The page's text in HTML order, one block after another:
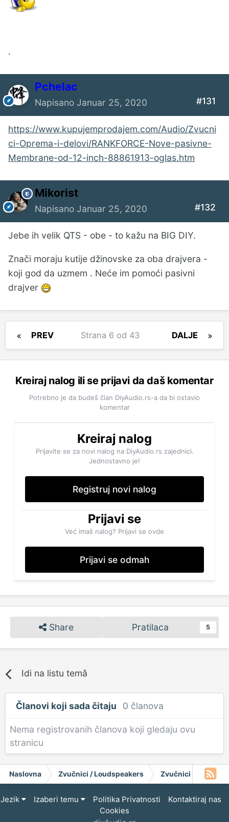
.
Pchelac
Napisano Januar 25, 2020 #131
https://www.kupujemprodajem.com/Audio/Zvucni
ci-Oprema-i-delovi/RANKFORCE-Nove-pasivne-
Membrane-od-12-inch-88861913-oglas.htm
Mikorist
Napisano Januar 25, 2020 #132
Jebe ih velik QTS - obe - to kažu na BIG DIY.
Znači moraju kutije džinovske za oba drajvera -
koji god da uzmem . Neće im pomoći pasivni
drajver
PREV DALJE
Strana 6 od 43
Kreiraj nalog ili se prijavi da daš komentar
Potrebno je da budeš član DiyAudio.rs-a da bi ostavio
komentar
Kreiraj nalog
Prijavite se za novi nalog na DiyAudio.rs zajednici.
Jednostavno je!
Registruj novi nalog
Prijavi se
Već imaš nalog? Prijavi se ovde
Prijavi se odmah
Share Pratilaca 5
Idi na listu temâ
Članovi koji sada čitaju 0 članova
Nema registrovanih članova koji gledaju ovu
stranicu
Naslovna Zvučnici / Loudspeakers Zvučnici Fane
Jezik Izaberi temu Politika Privatnosti
Kontaktiraj nas
Cookies